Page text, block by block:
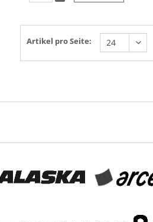
Artikel pro Seite: